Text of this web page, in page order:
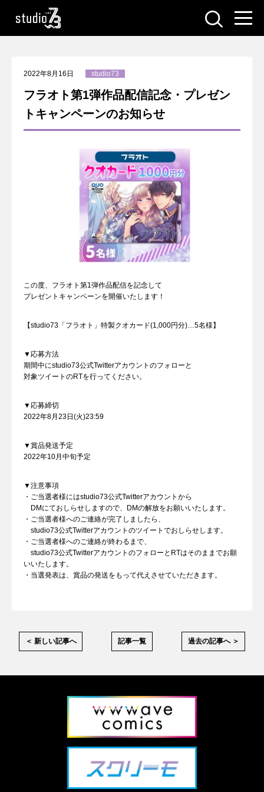
2022年8月16日 studio73
フラオト第1弾作品配信記念・プレゼン
トキャンペーンのお知らせ
この度、フラオト第1弾作品配信を記念して
プレゼントキャンペーンを開催いたします！
【studio73「フラオト」特製クオカード(1,000円分)…5名様】
▼応募方法
期間中にstudio73公式Twitterアカウントのフォローと
対象ツイートのRTを行ってください。
▼応募締切
2022年8月23日(火)23:59
▼賞品発送予定
2022年10月中旬予定
▼注意事項
・ご当選者様にはstudio73公式Twitterアカウントから
DMにておしらせしますので、DMの解放をお願いいたします。
・ご当選者様へのご連絡が完了しましたら、
studio73公式Twitterアカウントのツイートでおしらせします。
・ご当選者様へのご連絡が終わるまで、
studio73公式TwitterアカウントのフォローとRTはそのままでお願
いいたします。
・当選発表は、賞品の発送をもって代えさせていただきます。
＜ 新しい記事へ 記事一覧 過去の記事へ ＞